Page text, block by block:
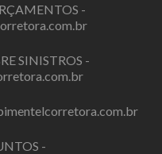
-
SINISTROS -
-